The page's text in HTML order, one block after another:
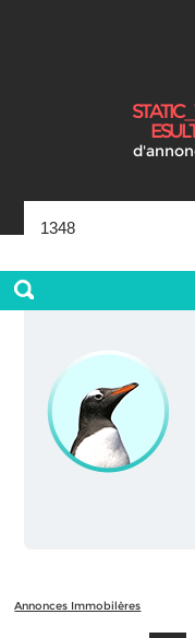
STAT
I
C
ESU
Annonces Immobilères